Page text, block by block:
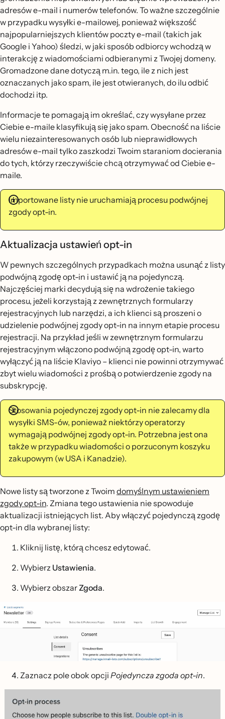
adresów e-mail i numerów telefonów. To ważne szczególnie
w przypadku wysyłki e-mailowej, ponieważ większość
najpopularniejszych klientów poczty e-mail (takich jak
Google i Yahoo) śledzi, w jaki sposób odbiorcy wchodzą w
interakcję z wiadomościami odbieranymi z Twojej domeny.
Gromadzone dane dotyczą m.in. tego, ile z nich jest
oznaczanych jako spam, ile jest otwieranych, do ilu odbić
dochodzi itp.
Informacje te pomagają im określać, czy wysyłane przez
Ciebie e-maile klasyfikują się jako spam. Obecność na liście
wielu niezainteresowanych osób lub nieprawidłowych
adresów e-mail tylko zaszkodzi Twoim staraniom docierania
do tych, którzy rzeczywiście chcą otrzymywać od Ciebie e-
maile.
Importowane listy nie uruchamiają procesu podwójnej
zgody opt-in.
Aktualizacja ustawień opt-in
W pewnych szczególnych przypadkach można usunąć z listy
podwójną zgodę opt-in i ustawić ją na pojedynczą.
Najczęściej marki decydują się na wdrożenie takiego
procesu, jeżeli korzystają z zewnętrznych formularzy
rejestracyjnych lub narzędzi, a ich klienci są proszeni o
udzielenie podwójnej zgody opt-in na innym etapie procesu
rejestracji. Na przykład jeśli w zewnętrznym formularzu
rejestracyjnym włączono podwójną zgodę opt-in, warto
wyłączyć ją na liście Klaviyo – klienci nie powinni otrzymywać
zbyt wielu wiadomości z prośbą o potwierdzenie zgody na
subskrypcję.
Stosowania pojedynczej zgody opt-in nie zalecamy dla
wysyłki SMS-ów, ponieważ niektórzy operatorzy
wymagają podwójnej zgody opt-in. Potrzebna jest ona
także w przypadku wiadomości o porzuconym koszyku
zakupowym (w USA i Kanadzie).
Nowe listy są tworzone z Twoim domyślnym ustawieniem
zgody opt-in. Zmiana tego ustawienia nie spowoduje
aktualizacji istniejących list. Aby włączyć pojedynczą zgodę
opt-in dla wybranej listy:
Kliknij listę, którą chcesz edytować.
Wybierz Ustawienia.
Wybierz obszarZgoda.
Zaznacz pole obok opcji Pojedyncza zgoda opt-in.